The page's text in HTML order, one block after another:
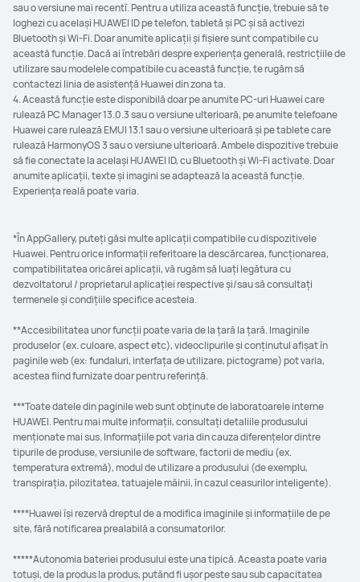
sau o versiune mai recentî. Pentru a utiliza această funcție, trebuie să te
loghezi cu același HUAWEI ID pe telefon, tabletă și PC și să activezi
Bluetooth și Wi-Fi. Doar anumite aplicații și fișiere sunt compatibile cu
această funcție. Dacă ai întrebări despre experiența generală, restricțiile de
utilizare sau modelele compatibile cu această funcție, te rugăm să
contactezi linia de asistență Huawei din zona ta.
4. Această funcție este disponibilă doar pe anumite PC-uri Huawei care
rulează PC Manager 13.0.3 sau o versiune ulterioară, pe anumite telefoane
Huawei care rulează EMUI 13.1 sau o versiune ulterioară și pe tablete care
rulează HarmonyOS 3 sau o versiune ulterioară. Ambele dispozitive trebuie
să fie conectate la același HUAWEI ID, cu Bluetooth și Wi-Fi activate. Doar
anumite aplicații, texte și imagini se adaptează la această funcție.
Experiența reală poate varia.
*În AppGallery, puteți găsi multe aplicații compatibile cu dispozitivele
Huawei. Pentru orice informații referitoare la descărcarea, funcționarea,
compatibilitatea oricărei aplicații, vă rugăm să luați legătura cu
dezvoltatorul / proprietarul aplicației respective și/sau să consultați
termenele și condițiile specifice acesteia.
**Accesibilitatea unor funcții poate varia de la țară la țară. Imaginile
produselor (ex. culoare, aspect etc), videoclipurile și conținutul afișat în
paginile web (ex: fundaluri, interfața de utilizare, pictograme) pot varia,
acestea fiind furnizate doar pentru referință.
***Toate datele din paginile web sunt obținute de laboratoarele interne
HUAWEI. Pentru mai multe informații, consultați detaliile produsului
menționate mai sus. Informațiile pot varia din cauza diferențelor dintre
tipurile de produse, versiunile de software, factorii de mediu (ex.
temperatura extremă), modul de utilizare a produsului (de exemplu,
transpirația, pilozitatea, tatuajele mâinii, în cazul ceasurilor inteligente).
****Huawei își rezervă dreptul de a modifica imaginile și informațiile de pe
site, fără notificarea prealabilă a consumatorilor.
*****Autonomia bateriei produsului este una tipică. Aceasta poate varia
totuși, de la produs la produs, putând fi ușor peste sau sub capacitatea